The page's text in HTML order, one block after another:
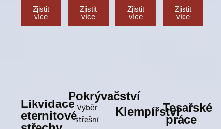
Zjistit
více
Zjistit
více
Zjistit
více
Zjistit
více
Likvidace
eternitové
Pokrývačství
Výběr
střešní
KlempířstvíTesařské
práce